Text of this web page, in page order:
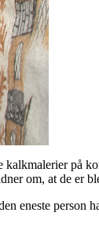
på
om, at de er
eneste person